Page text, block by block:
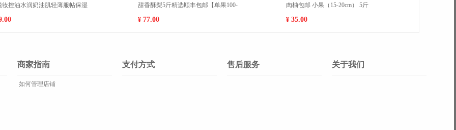
零食学生零食
食办公室零食
精消毒棉伤口痘痘75%酒精一次性独
商家指南
如何管理店铺
支付方式 售后服务 关于我们